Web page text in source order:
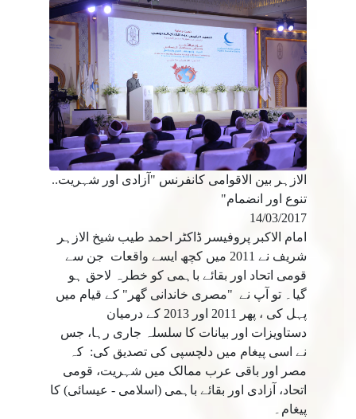
الازہر بین الاقوامی کانفرنس "آزادی اور شہریت..
تنوع اور انضمام"
14/03/2017
امام الاکبر پروفیسر ڈاکٹر احمد طیب شیخ الازہر
شریف نے 2011 میں کچھ ایسے واقعات جن سے
قومی اتحاد اور بقائے باہمی کو خطرہ لاحق ہو
گیا۔ تو آپ نے "مصری خاندانی گھر" کے قیام میں
پہل کی ، پھر 2011 اور 2013 کے درمیان
دستاویزات اور بیانات کا سلسلہ جاری رہا، جس
نے اسی پیغام میں دلچسپی کی تصدیق کی: کہ
مصر اور باقی عرب ممالک میں شہریت، قومی
اتحاد، آزادی اور بقائے باہمی (اسلامی - عیسائی) کا
پیغام۔